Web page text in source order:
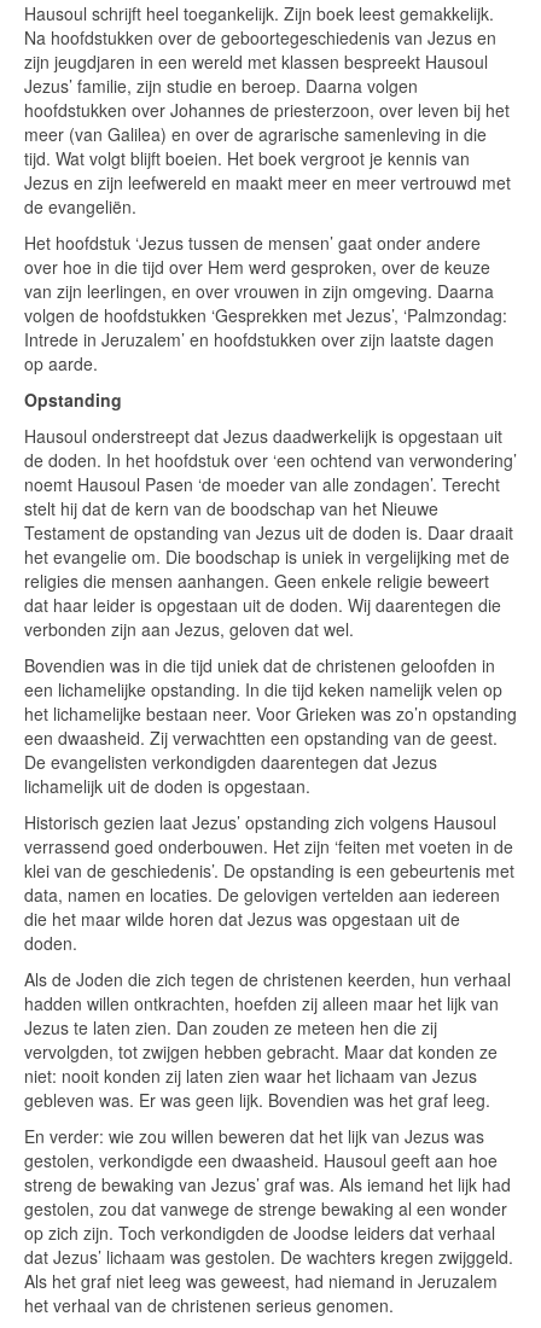
Hausoul schrijft heel toegankelijk. Zijn boek leest gemakkelijk.
Na hoofdstukken over de geboortegeschiedenis van Jezus en
zijn jeugdjaren in een wereld met klassen bespreekt Hausoul
Jezus’ familie, zijn studie en beroep. Daarna volgen
hoofdstukken over Johannes de priesterzoon, over leven bij het
meer (van Galilea) en over de agrarische samenleving in die
tijd. Wat volgt blijft boeien. Het boek vergroot je kennis van
Jezus en zijn leefwereld en maakt meer en meer vertrouwd met
de evangeliën.
Het hoofdstuk ‘Jezus tussen de mensen’ gaat onder andere
over hoe in die tijd over Hem werd gesproken, over de keuze
van zijn leerlingen, en over vrouwen in zijn omgeving. Daarna
volgen de hoofdstukken ‘Gesprekken met Jezus’, ‘Palmzondag:
Intrede in Jeruzalem’ en hoofdstukken over zijn laatste dagen
op aarde.
Opstanding
Hausoul onderstreept dat Jezus daadwerkelijk is opgestaan uit
de doden. In het hoofdstuk over ‘een ochtend van verwondering’
noemt Hausoul Pasen ‘de moeder van alle zondagen’. Terecht
stelt hij dat de kern van de boodschap van het Nieuwe
Testament de opstanding van Jezus uit de doden is. Daar draait
het evangelie om. Die boodschap is uniek in vergelijking met de
religies die mensen aanhangen. Geen enkele religie beweert
dat haar leider is opgestaan uit de doden. Wij daarentegen die
verbonden zijn aan Jezus, geloven dat wel.
Bovendien was in die tijd uniek dat de christenen geloofden in
een lichamelijke opstanding. In die tijd keken namelijk velen op
het lichamelijke bestaan neer. Voor Grieken was zo’n opstanding
een dwaasheid. Zij verwachtten een opstanding van de geest.
De evangelisten verkondigden daarentegen dat Jezus
lichamelijk uit de doden is opgestaan.
Historisch gezien laat Jezus’ opstanding zich volgens Hausoul
verrassend goed onderbouwen. Het zijn ‘feiten met voeten in de
klei van de geschiedenis’. De opstanding is een gebeurtenis met
data, namen en locaties. De gelovigen vertelden aan iedereen
die het maar wilde horen dat Jezus was opgestaan uit de
doden.
Als de Joden die zich tegen de christenen keerden, hun verhaal
hadden willen ontkrachten, hoefden zij alleen maar het lijk van
Jezus te laten zien. Dan zouden ze meteen hen die zij
vervolgden, tot zwijgen hebben gebracht. Maar dat konden ze
niet: nooit konden zij laten zien waar het lichaam van Jezus
gebleven was. Er was geen lijk. Bovendien was het graf leeg.
En verder: wie zou willen beweren dat het lijk van Jezus was
gestolen, verkondigde een dwaasheid. Hausoul geeft aan hoe
streng de bewaking van Jezus’ graf was. Als iemand het lijk had
gestolen, zou dat vanwege de strenge bewaking al een wonder
op zich zijn. Toch verkondigden de Joodse leiders dat verhaal
dat Jezus’ lichaam was gestolen. De wachters kregen zwijggeld.
Als het graf niet leeg was geweest, had niemand in Jeruzalem
het verhaal van de christenen serieus genomen.